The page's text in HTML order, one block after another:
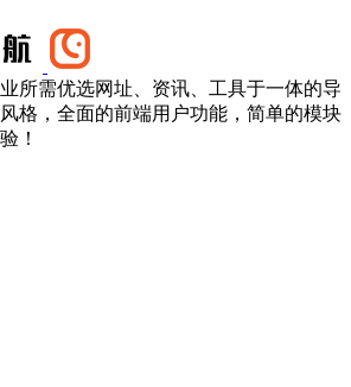
所需优选网址、资讯、工具于一体的导
格，全面的前端用户功能，简单的模块
！